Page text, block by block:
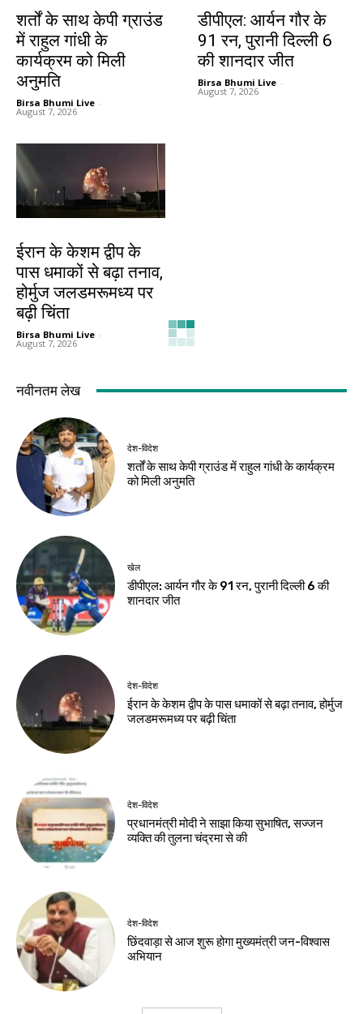
शर्तों के साथ केपी ग्राउंड
में राहुल गांधी के
कार्यक्रम को मिली
अनुमति
Birsa Bhumi Live -
August 7, 2026
डीपीएल: आर्यन गौर के
91 रन, पुरानी दिल्ली 6
की शानदार जीत
Birsa Bhumi Live -
August 7, 2026
ईरान के केशम द्वीप के
पास धमाकों से बढ़ा तनाव,
होर्मुज जलडमरूमध्य पर
बढ़ी चिंता
Birsa Bhumi Live -
August 7, 2026
नवीनतम लेख
देश-विदेश
शर्तों के साथ केपी ग्राउंड में राहुल गांधी के कार्यक्रम
को मिली अनुमति
खेल
डीपीएल: आर्यन गौर के 91 रन, पुरानी दिल्ली 6 की
शानदार जीत
देश-विदेश
ईरान के केशम द्वीप के पास धमाकों से बढ़ा तनाव, होर्मुज
जलडमरूमध्य पर बढ़ी चिंता
देश-विदेश
प्रधानमंत्री मोदी ने साझा किया सुभाषित, सज्जन
व्यक्ति की तुलना चंद्रमा से की
देश-विदेश
छिंदवाड़ा से आज शुरू होगा मुख्यमंत्री जन-विश्वास
अभियान